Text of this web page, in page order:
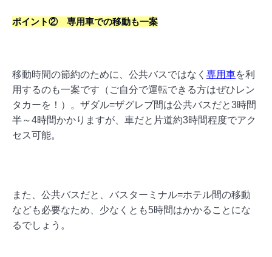
ポイント② 専用車での移動も一案
移動時間の節約のために、公共バスではなく 専用車を利
用するのも一案です（ご自分で運転できる方はぜひレン
タカーを！）。 ザダル=ザグレブ間は公共バスだと3時間
半～4時間かかりますが、車だと片道約3時間程度でアク
セス可能。
また、公共バスだと、バスターミナル=ホテル間の移動
なども必要なため、少なくとも5時間はかかることにな
るでしょう。